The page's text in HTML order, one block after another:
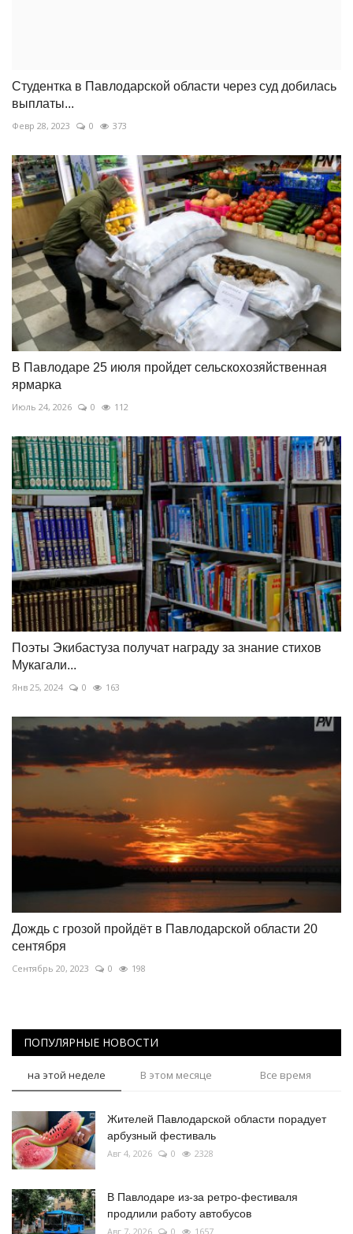
Студентка в Павлодарской области через суд добилась
выплаты...
Февр 28, 2023 0 373
В Павлодаре 25 июля пройдет сельскохозяйственная
ярмарка
Июль 24, 2026 0 112
Поэты Экибастуза получат награду за знание стихов
Мукагали...
Янв 25, 2024 0 163
Дождь с грозой пройдёт в Павлодарской области 20
сентября
Сентябрь 20, 2023 0 198
ПОПУЛЯРНЫЕ НОВОСТИ
на этой неделе В этом месяце Все время
Жителей Павлодарской области порадует
арбузный фестиваль
Авг 4, 2026 0 2328
В Павлодаре из-за ретро-фестиваля
продлили работу автобусов
Авг 7, 2026 0 1657